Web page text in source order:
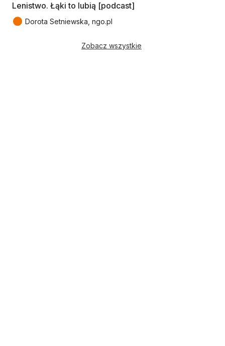
Lenistwo. Łąki to lubią [podcast]
● Dorota Setniewska, ngo.pl
Zobacz wszystkie